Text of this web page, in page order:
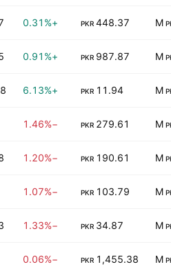
448.37
PKR
+0.31%
987.87
PKR
+0.91%
11.94
PKR
+6.13%
279.61
PKR
−1.46%
190.61
PKR
−1.20%
103.79
PKR
−1.07%
34.87
PKR
−1.33%
1,455.38
PKR
−0.06%